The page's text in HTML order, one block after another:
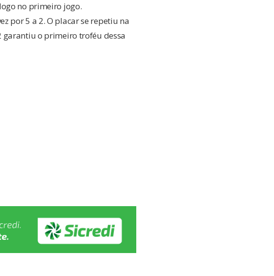
no primeiro jogo.
por 5 a 2. O placar se repetiu na
garantiu o primeiro troféu dessa